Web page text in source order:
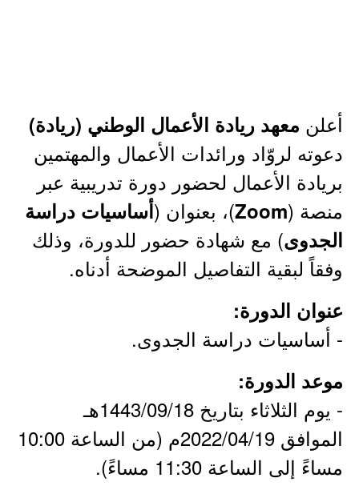
أعلن معهد ريادة الأعمال الوطني (ريادة)
دعوته لروّاد ورائدات الأعمال والمهتمين
بريادة الأعمال لحضور دورة تدريبية عبر
منصة (Zoom)، بعنوان (أساسيات دراسة
الجدوى) مع شهادة حضور للدورة، وذلك
وفقاً لبقية التفاصيل الموضحة أدناه.
عنوان الدورة:
- أساسيات دراسة الجدوى.
موعد الدورة:
- يوم الثلاثاء بتاريخ 1443/09/18هـ
الموافق 2022/04/19م (من الساعة 10:00
مساءً إلى الساعة 11:30 مساءً).